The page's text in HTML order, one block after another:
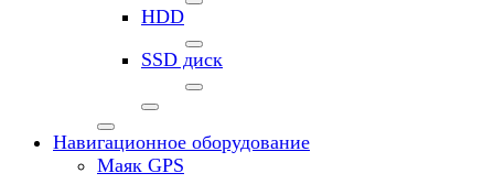
HDD
SSD диск
Навигационное оборудование
Маяк GPS